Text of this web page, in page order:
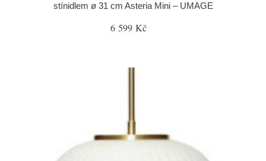
stínidlem ø 31 cm Asteria Mini – UMAGE
6 599 Kč